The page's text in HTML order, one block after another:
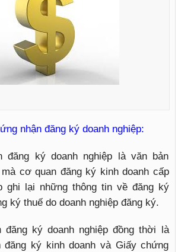
nhận đăng ký doanh nghiệp:
đăng ký doanh nghiệp là văn bản
cơ quan đăng ký kinh doanh cấp
ghi lại những thông tin về đăng ký
ký thuế do doanh nghiệp đăng ký.
đăng ký doanh nghiệp đồng thời là
đăng ký kinh doanh và Giấy chứng